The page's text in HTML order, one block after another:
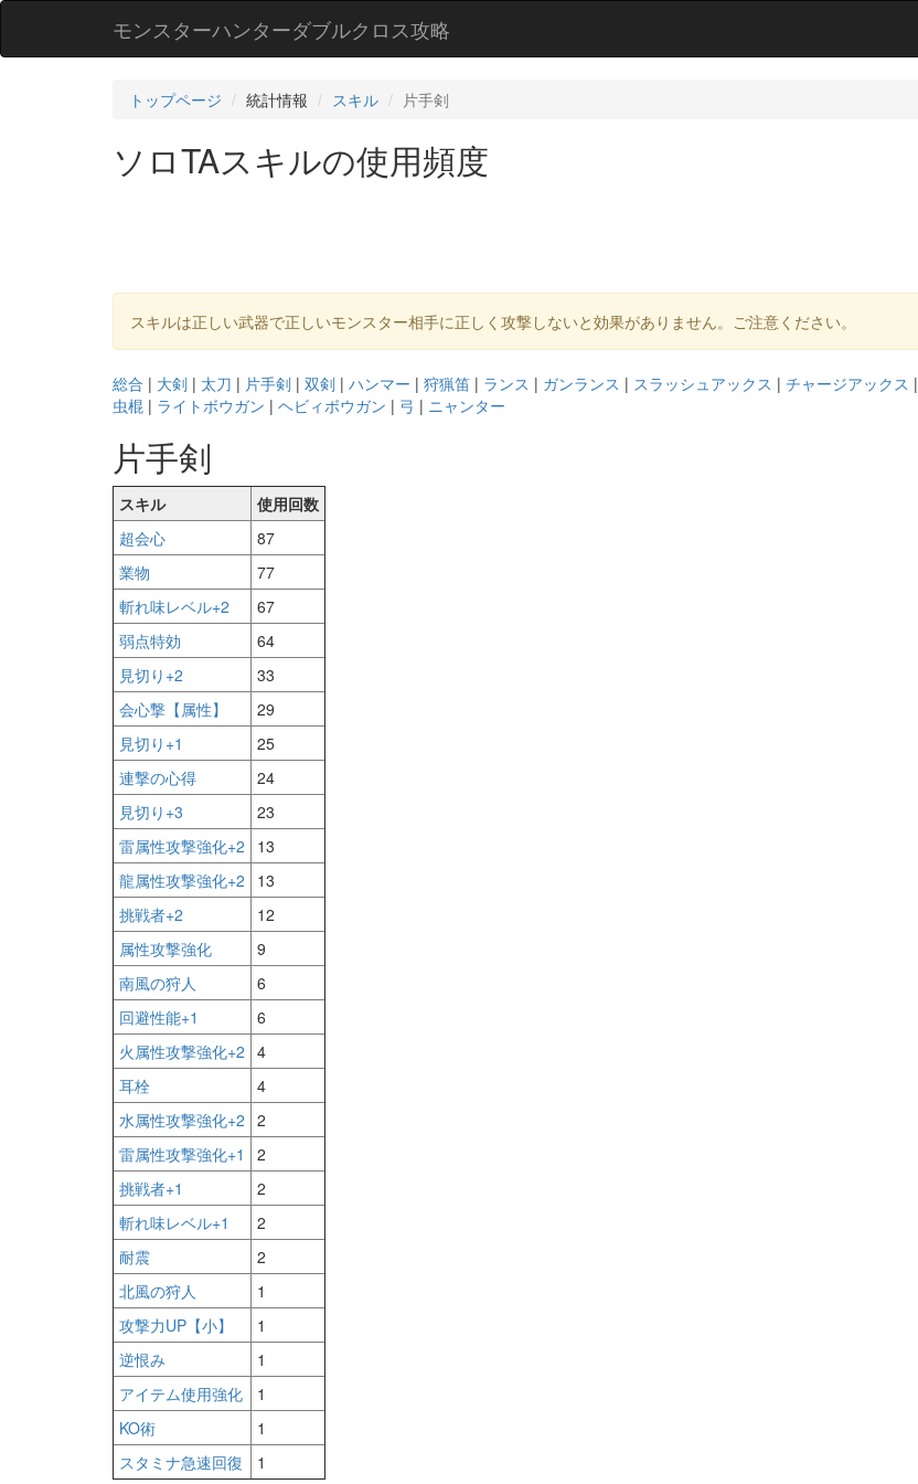
モンスターハンターダブルクロス攻略
トップページ 統計情報 スキル 片手剣
ソロTAスキルの使用頻度
スキルは正しい武器で正しいモンスター相手に正しく攻撃しないと効果がありません。ご注意ください。
総合 | 大剣 | 太刀 | 片手剣 | 双剣 | ハンマー | 狩猟笛 | ランス | ガンランス | スラッシュアックス | チャージアックス |
虫棍 | ライトボウガン | ヘビィボウガン | 弓 | ニャンター
片手剣
スキル
使用回数
超会心
87
業物
77
斬れ味レベル+2
67
弱点特効
64
見切り+2
33
会心撃【属性】
29
見切り+1
25
連撃の心得
24
見切り+3
23
雷属性攻撃強化+2
13
龍属性攻撃強化+2
13
挑戦者+2
12
属性攻撃強化
9
南風の狩人
6
回避性能+1
6
火属性攻撃強化+2 4
耳栓
4
水属性攻撃強化+2 2
雷属性攻撃強化+1
2
挑戦者+1
2
斬れ味レベル+1
2
耐震
2
北風の狩人
1
攻撃力UP【小】
1
逆恨み
1
アイテム使用強化
1
KO術
1
スタミナ急速回復
1